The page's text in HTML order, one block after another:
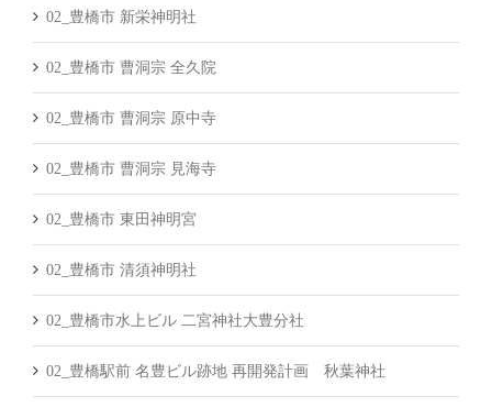
02_豊橋市 新栄神明社
02_豊橋市 曹洞宗 全久院
02_豊橋市 曹洞宗 原中寺
02_豊橋市 曹洞宗 見海寺
02_豊橋市 東田神明宮
02_豊橋市 清須神明社
02_豊橋市水上ビル 二宮神社大豊分社
02_豊橋駅前 名豊ビル跡地 再開発計画 秋葉神社